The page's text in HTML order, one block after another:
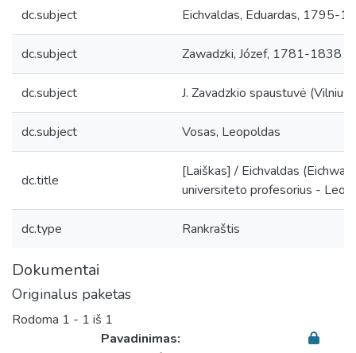
dc.subject Eichvaldas, Eduardas, 1795-
dc.subject Zawadzki, Józef, 1781-1838
dc.subject J. Zavadzkio spaustuvė (Vilnius)
dc.subject Vosas, Leopoldas
dc.title
[Laiškas] / Eichvaldas
universiteto profesorius -
dc.type Rankraštis
Dokumentai
Originalus paketas
Rodoma 1 - 1 iš 1
Pavadinimas: